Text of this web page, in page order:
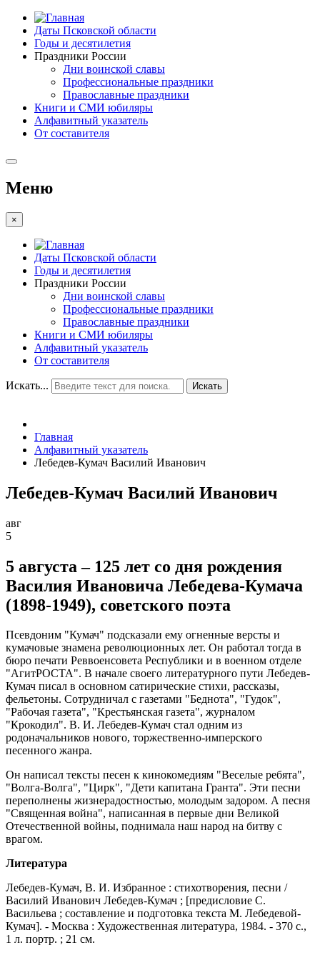
Даты Псковской области
Годы и десятилетия
Праздники России
Дни воинской славы
Профессиональные праздники
Православные праздники
Книги и СМИ юбиляры
Алфавитный указатель
От составителя
Меню
×
Даты Псковской области
Годы и десятилетия
Праздники России
Дни воинской славы
Профессиональные праздники
Православные праздники
Книги и СМИ юбиляры
Алфавитный указатель
От составителя
Искать... Искать
Главная
Алфавитный указатель
Лебедев-Кумач Василий Иванович
Лебедев-Кумач Василий Иванович
авг
5
5 августа – 125 лет со дня рождения
Василия Ивановича Лебедева-Кумача
(1898-1949), советского поэта
Псевдоним "Кумач" подсказали ему огненные версты и
кумачовые знамена революционных лет. Он работал тогда в
бюро печати Реввоенсовета Республики и в военном отделе
"АгитРОСТА". В начале своего литературного пути Лебедев-
Кумач писал в основном сатирические стихи, рассказы,
фельетоны. Сотрудничал с газетами "Беднота", "Гудок",
"Рабочая газета", "Крестьянская газета", журналом
"Крокодил". В. И. Лебедев-Кумач стал одним из
родоначальников нового, торжественно-имперского
песенного жанра.
Он написал тексты песен к кинокомедиям "Веселые ребята",
"Волга-Волга", "Цирк", "Дети капитана Гранта". Эти песни
переполнены жизнерадостностью, молодым задором. А песня
"Священная война", написанная в первые дни Великой
Отечественной войны, поднимала наш народ на битву с
врагом.
Литература
Лебедев-Кумач, В. И. Избранное : стихотворения, песни /
Василий Иванович Лебедев-Кумач ; [предисловие С.
Васильева ; составление и подготовка текста М. Лебедевой-
Кумач]. - Москва : Художественная литература, 1984. - 370 с.,
1 л. портр. ; 21 см.